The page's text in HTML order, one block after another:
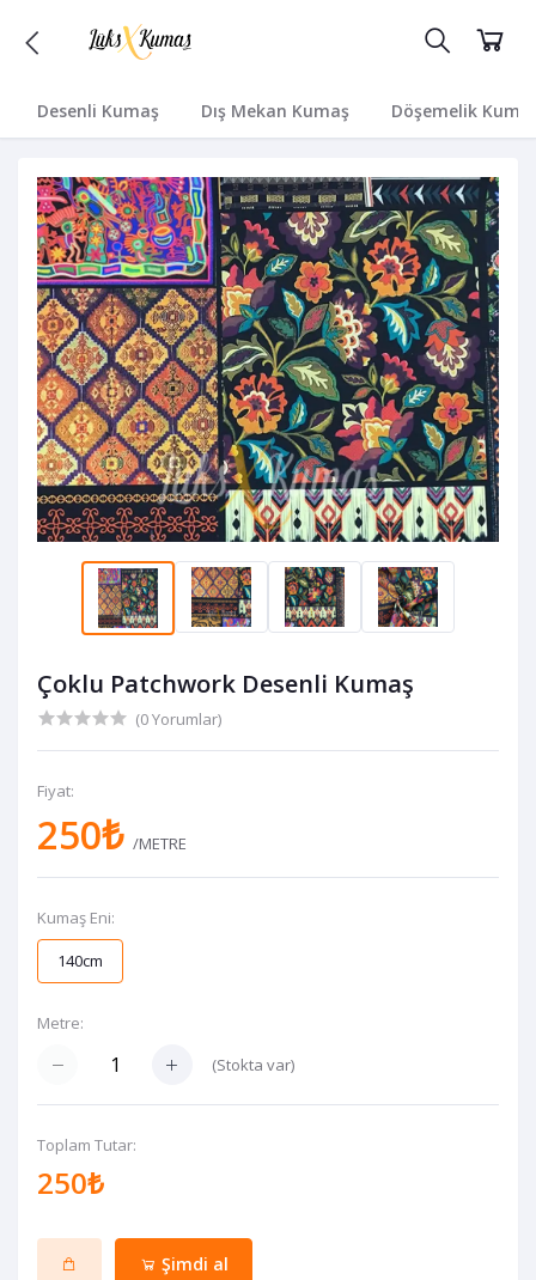
Desenli Kumaş Dış Mekan Kumaş Döşemelik
Çoklu Patchwork Desenli Kumaş
(0 Yorumlar)
Fiyat:
250₺ /METRE
Kumaş Eni:
140cm
Metre:
(Stokta var)
Toplam Tutar:
250₺
Şimdi al